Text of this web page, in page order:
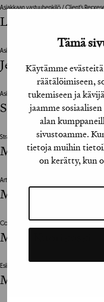
Tämä
Käytämme
räätälöimiseen,
tukemiseen ja
jaamme
alan
sivustoamme.
tietoja muihin
on kerätty, kun
Asiakkaan vastuuhenkilö / Client’s
Laura Laine
Asiakkaan vastuuhenkilö / Client’s
Jenni Juutilainen
Asiakkaan vastuuhenkilö / Client’s
Sofia Kivelä
Strategiajohtaja / Strategy Manager
Markus Nieminen
Art Director
Mattea Näveri
Copywriter
Maria Kuorikoski
Esiintyjät / Performers
Melissa Kontu